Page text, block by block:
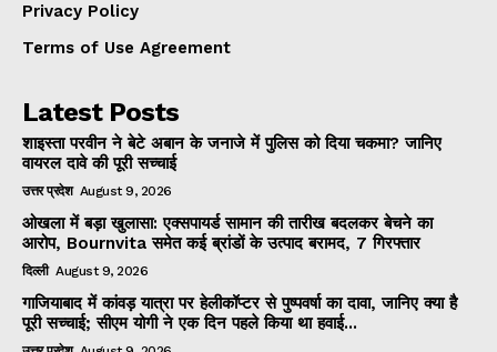
Privacy Policy
Terms of Use Agreement
Latest Posts
शाइस्ता परवीन ने बेटे अबान के जनाजे में पुलिस को दिया चकमा? जानिए
वायरल दावे की पूरी सच्चाई
उत्तर प्रदेश August 9, 2026
ओखला में बड़ा खुलासा: एक्सपायर्ड सामान की तारीख बदलकर बेचने का
आरोप, Bournvita समेत कई ब्रांडों के उत्पाद बरामद, 7 गिरफ्तार
दिल्ली August 9, 2026
गाजियाबाद में कांवड़ यात्रा पर हेलीकॉप्टर से पुष्पवर्षा का दावा, जानिए क्या है
पूरी सच्चाई; सीएम योगी ने एक दिन पहले किया था हवाई...